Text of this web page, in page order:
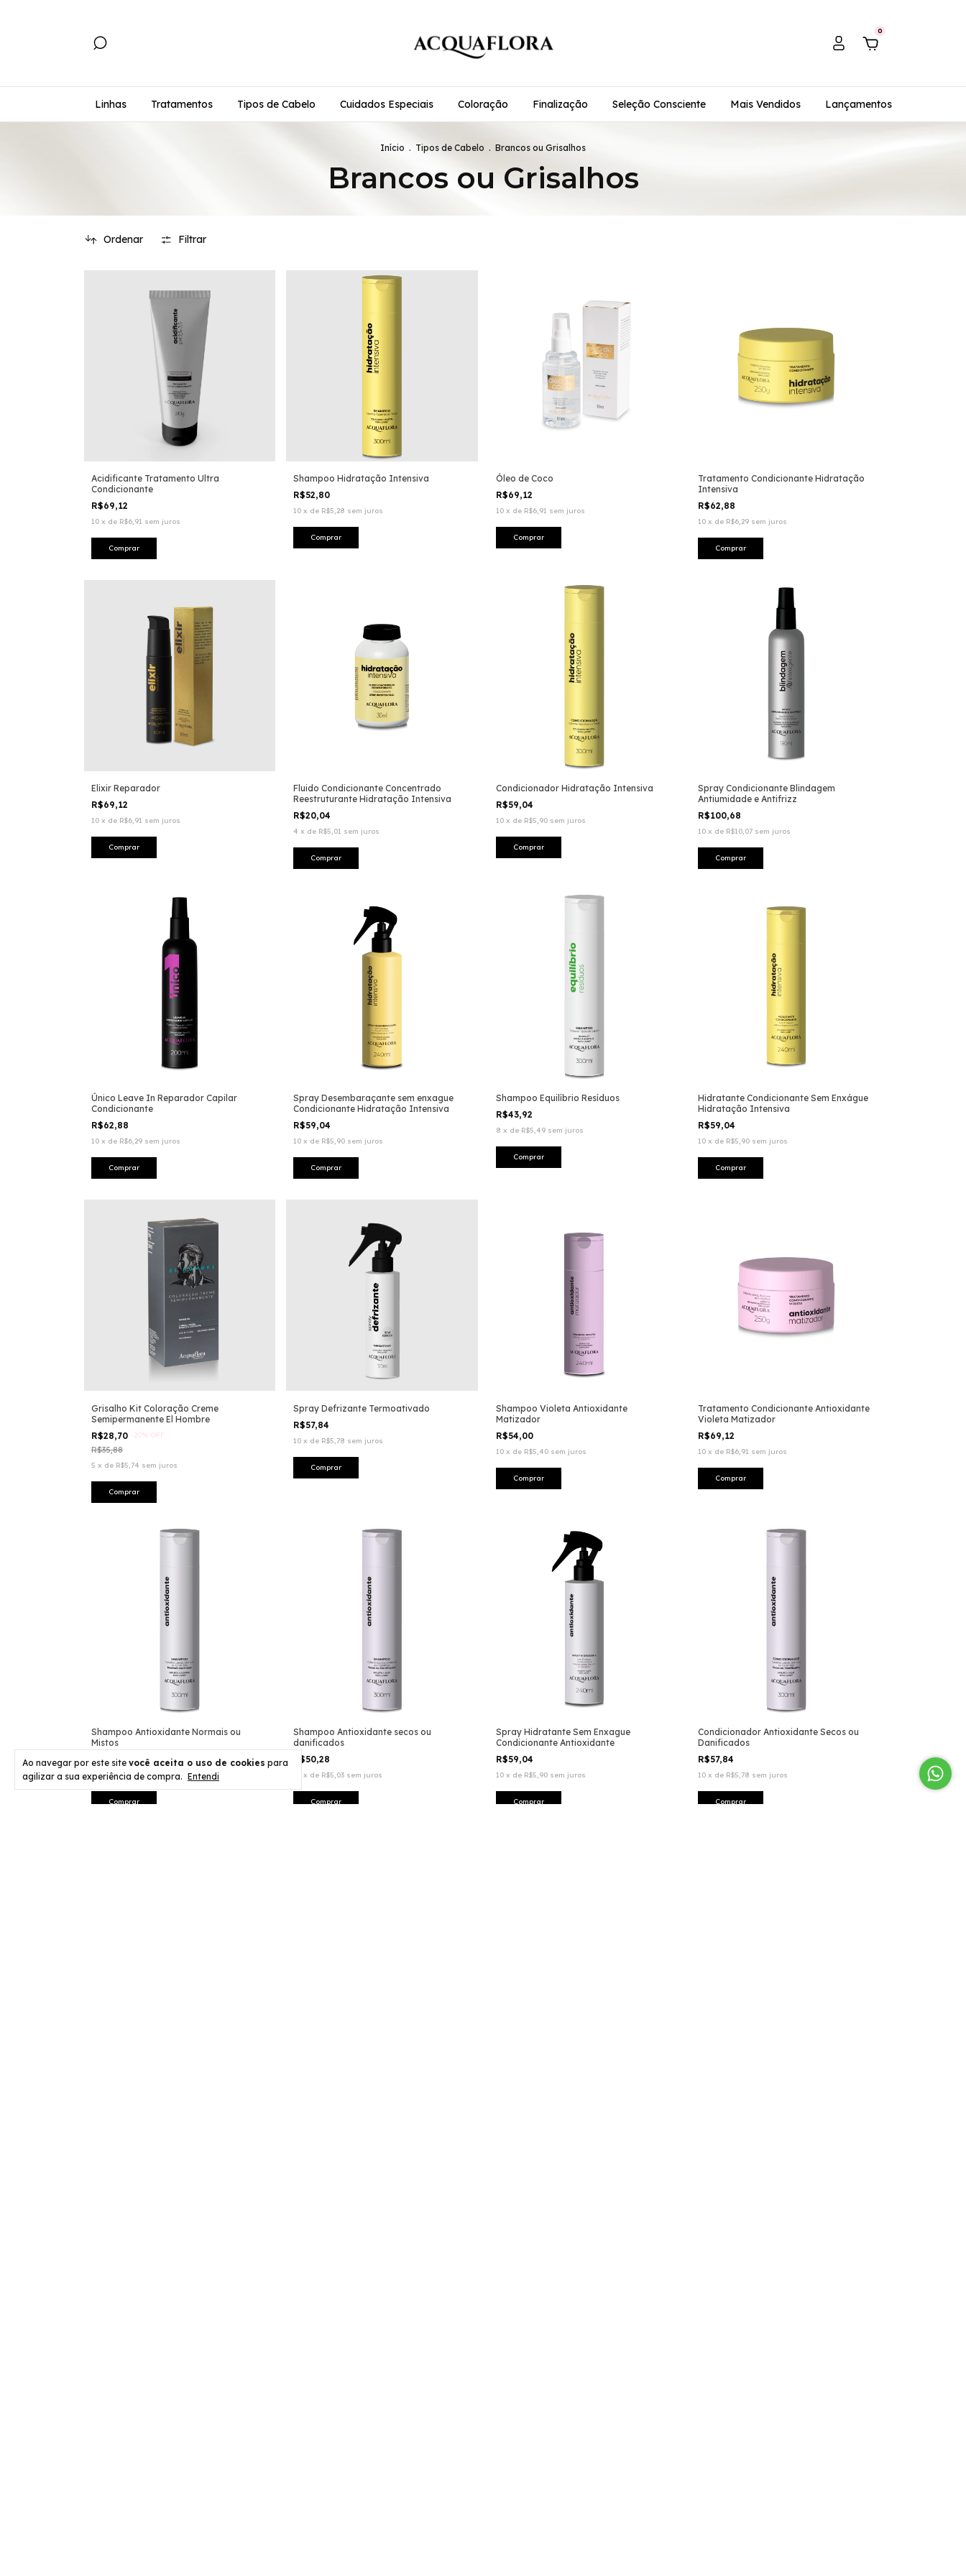
0
Linhas Tratamentos Tipos de Cabelo Cuidados Especiais Coloração Finalização Seleção Consciente Mais Vendidos Lançamentos
Ao navegar por este site você aceita o uso de cookies para
agilizar a sua experiência de compra. Entendi
Início . Tipos de Cabelo . Brancos ou Grisalhos
Brancos ou Grisalhos
Ordenar Filtrar
Acidificante Tratamento Ultra
Condicionante
R$69,12
10 x de R$6,91 sem juros
Shampoo Hidratação Intensiva
R$52,80
10 x de R$5,28 sem juros
Óleo de Coco
R$69,12
10 x de R$6,91 sem juros
Tratamento Condicionante Hidratação
Intensiva
R$62,88
10 x de R$6,29 sem juros
Elixir Reparador
R$69,12
10 x de R$6,91 sem juros
Fluido Condicionante Concentrado
Reestruturante Hidratação Intensiva
R$20,04
4 x de R$5,01 sem juros
Condicionador Hidratação Intensiva
R$59,04
10 x de R$5,90 sem juros
Spray Condicionante Blindagem
Antiumidade e Antifrizz
R$100,68
10 x de R$10,07 sem juros
Único Leave In Reparador Capilar
Condicionante
R$62,88
10 x de R$6,29 sem juros
Spray Desembaraçante sem enxague
Condicionante Hidratação Intensiva
R$59,04
10 x de R$5,90 sem juros
Shampoo Equilíbrio Resíduos
R$43,92
8 x de R$5,49 sem juros
Hidratante Condicionante Sem Enxágue
Hidratação Intensiva
R$59,04
10 x de R$5,90 sem juros
Grisalho Kit Coloração Creme
Semipermanente El Hombre
R$28,70 -20% OFF
R$35,88
5 x de R$5,74 sem juros
Spray Defrizante Termoativado
R$57,84
10 x de R$5,78 sem juros
Shampoo Violeta Antioxidante
Matizador
R$54,00
10 x de R$5,40 sem juros
Tratamento Condicionante Antioxidante
Violeta Matizador
R$69,12
10 x de R$6,91 sem juros
Shampoo Antioxidante Normais ou
Mistos
R$47,76
9 xdeR$5,31 sem juros
Shampoo Antioxidante secos ou
danificados
R$50,28
x de R$5,03 sem juros
Spray Hidratante Sem Enxague
Condicionante Antioxidante
R$59,04
10 x de R$5,90 sem juros
Condicionador Antioxidante Secos ou
Danificados
R$57,84
10 x de R$5,78 sem juros